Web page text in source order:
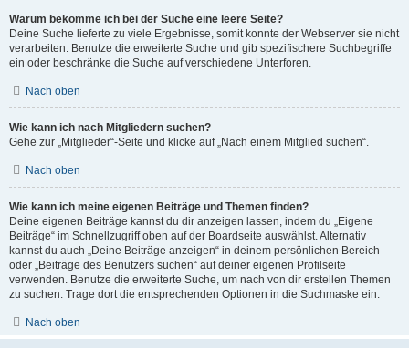
Warum bekomme ich bei der Suche eine leere Seite?
Deine Suche lieferte zu viele Ergebnisse, somit konnte der Webserver sie nicht
verarbeiten. Benutze die erweiterte Suche und gib spezifischere Suchbegriffe
ein oder beschränke die Suche auf verschiedene Unterforen.
Nach oben
Wie kann ich nach Mitgliedern suchen?
Gehe zur „Mitglieder“-Seite und klicke auf „Nach einem Mitglied suchen“.
Nach oben
Wie kann ich meine eigenen Beiträge und Themen finden?
Deine eigenen Beiträge kannst du dir anzeigen lassen, indem du „Eigene
Beiträge“ im Schnellzugriff oben auf der Boardseite auswählst. Alternativ
kannst du auch „Deine Beiträge anzeigen“ in deinem persönlichen Bereich
oder „Beiträge des Benutzers suchen“ auf deiner eigenen Profilseite
verwenden. Benutze die erweiterte Suche, um nach von dir erstellen Themen
zu suchen. Trage dort die entsprechenden Optionen in die Suchmaske ein.
Nach oben